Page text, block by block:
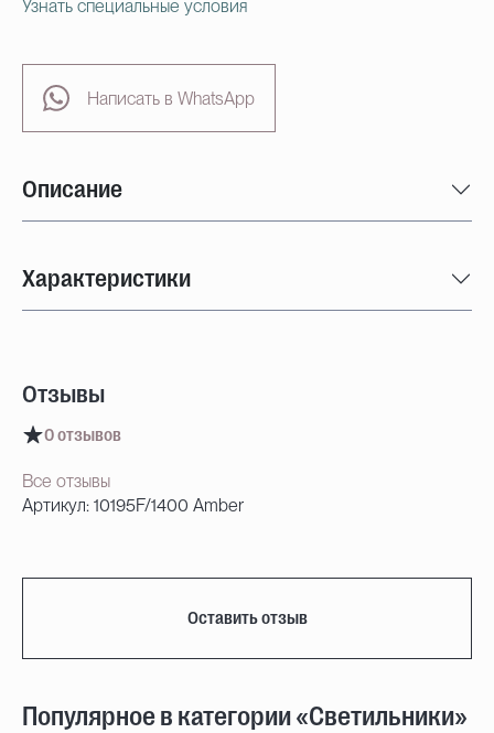
Узнать специальные условия
Написать в WhatsApp
Описание
Характеристики
Отзывы
0 отзывов
Все отзывы
Артикул: 10195F/1400 Amber
Оставить отзыв
Популярное в категории «Светильники»